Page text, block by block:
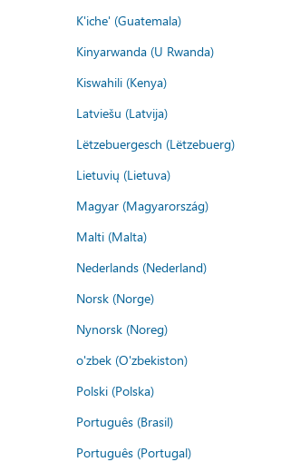
K'iche' (Guatemala)
Kinyarwanda (U Rwanda)
Kiswahili (Kenya)
Latviešu (Latvija)
Lëtzebuergesch (Lëtzebuerg)
Lietuvių (Lietuva)
Magyar (Magyarország)
Malti (Malta)
Nederlands (Nederland)
Norsk (Norge)
Nynorsk (Noreg)
o'zbek (O'zbekiston)
Polski (Polska)
Português (Brasil)
Português (Portugal)